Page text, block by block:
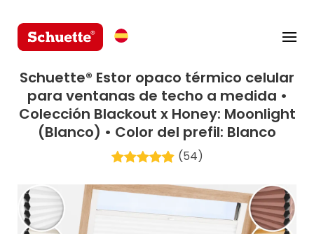
Schuette® Estor opaco térmico celular
para ventanas de techo a medida •
Colección Blackout x Honey: Moonlight
(Blanco) • Color del prefil: Blanco
(54)